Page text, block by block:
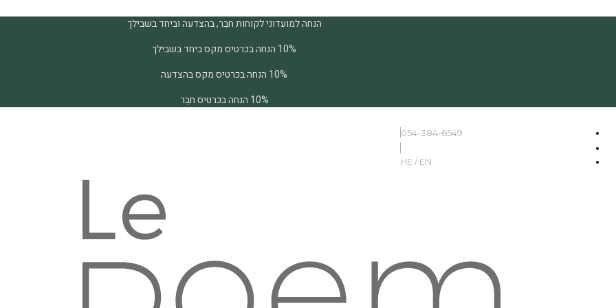
הנחה למועדוני לקוחות חבֵר, בהצדעה וביחד בשבילך
10% הנחה בכרטיס מקס ביחד בשבילך
10% הנחה בכרטיס מקס בהצדעה
10% הנחה בכרטיס חבֵר
054-384-6549
HE / EN